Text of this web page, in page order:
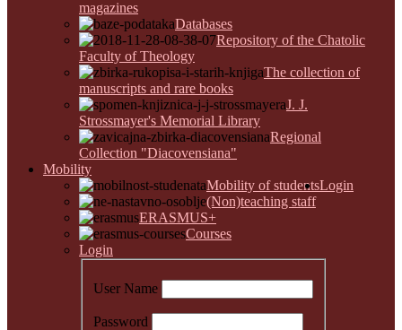
magazines
Databases
Repository of the Chatolic
Faculty of Theology
The collection of
manuscripts and rare books
J. J.
Strossmayer's Memorial Library
Regional
Collection "Diacovensiana"
Mobility
Mobility of students
(Non)teaching staff
ERASMUS+
Courses
Login
Login
User Name
Password